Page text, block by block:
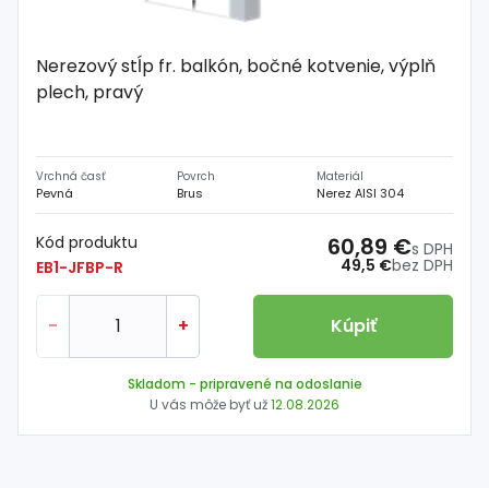
Nerezový stĺp fr. balkón, bočné kotvenie, výplň
plech, pravý
Vrchná časť
Pevná
Povrch
Brus
Materiál
Nerez AISI 304
Kód produktu
EB1-JFBP-R
49,5 €bez DPH
60,89 €s DPH
- + Kúpiť
Skladom - pripravené na odoslanie
U vás môže byť už12.08.2026